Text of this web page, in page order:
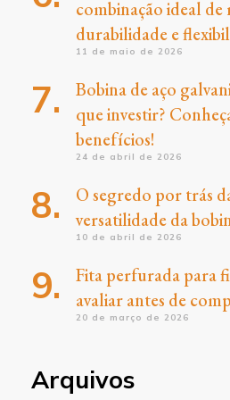
combinação ideal de
durabilidade e
11 de maio de 2026
Bobina de aço
que investir?
benefícios!
24 de abril de 2026
O segredo por trás
versatilidade da
10 de abril de 2026
Fita perfurada para
avaliar antes de
20 de março de 2026
Arquivos